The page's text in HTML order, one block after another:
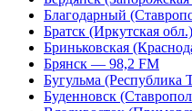
Благодарный
Братск (Иркутская
Бриньковская
Брянск — 98,2 FM
Бугульма (Республика
Буденновск